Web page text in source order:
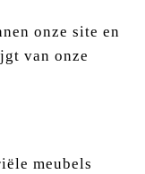
onze site en
van onze
meubels